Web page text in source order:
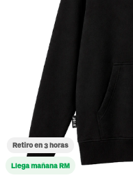
Retiro en 3 horas
Llega mañana RM